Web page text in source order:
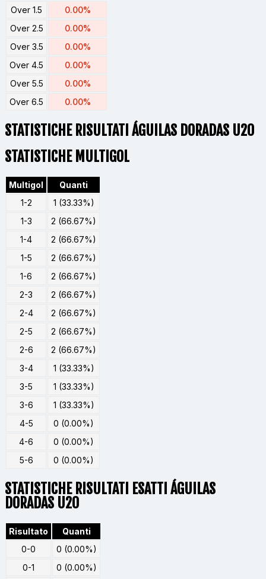
Over 1.5
0.00%
Over 2.5
0.00%
Over 3.5
0.00%
Over 4.5
0.00%
Over 5.5
0.00%
Over 6.5
0.00%
STATISTICHE RISULTATI ÁGUILAS DORADAS U20
STATISTICHE MULTIGOL
Multigol
Quanti
1-2
1 (33.33%)
1-3
2 (66.67%)
1-4
2 (66.67%)
1-5
2 (66.67%)
1-6
2 (66.67%)
2-3
2 (66.67%)
2-4
2 (66.67%)
2-5
2 (66.67%)
2-6
2 (66.67%)
3-4
1 (33.33%)
3-5
1 (33.33%)
3-6
1 (33.33%)
4-5
0 (0.00%)
4-6
0 (0.00%)
5-6
0 (0.00%)
STATISTICHE RISULTATI ESATTI ÁGUILAS
DORADAS U20
Risultato
Quanti
0-0
0 (0.00%)
0-1
0 (0.00%)